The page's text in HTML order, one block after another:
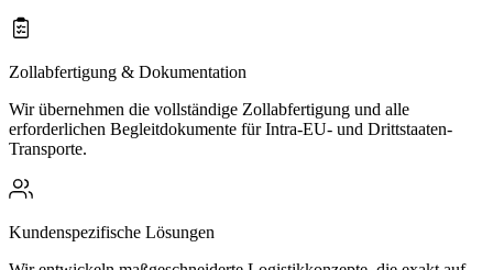
Zollabfertigung & Dokumentation
Wir übernehmen die vollständige Zollabfertigung und alle
erforderlichen Begleitdokumente für Intra-EU- und Drittstaaten-
Transporte.
Kundenspezifische Lösungen